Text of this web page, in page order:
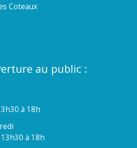
Coteaux
au public :
à 18h
à 18h